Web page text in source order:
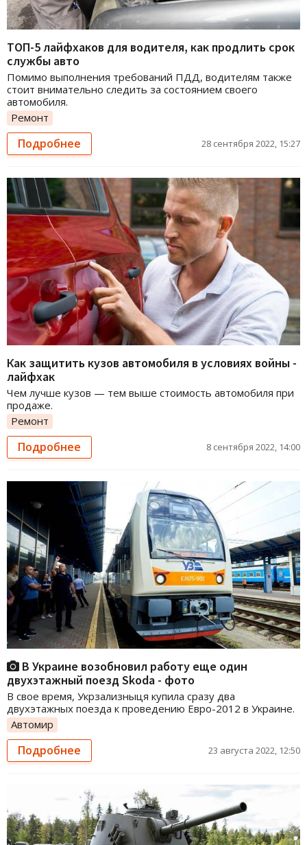
ТОП-5 лайфхаков для водителя, как продлить срок
службы авто
Помимо выполнения требований ПДД, водителям также
стоит внимательно следить за состоянием своего
автомобиля.
Ремонт
Подробнее 28 сентября 2022, 15:27
Как защитить кузов автомобиля в условиях войны -
лайфхак
Чем лучше кузов — тем выше стоимость автомобиля при
продаже.
Ремонт
Подробнее 8 сентября 2022, 14:00
В Украине возобновил работу еще один
двухэтажный поезд Skoda - фото
В свое время, Укрзализныця купила сразу два
двухэтажных поезда к проведению Евро-2012 в Украине.
Автомир
Подробнее 23 августа 2022, 12:50